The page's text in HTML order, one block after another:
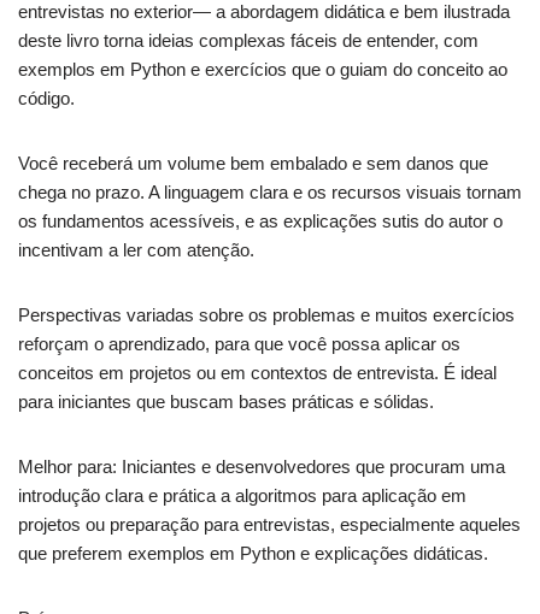
entrevistas no exterior— a abordagem didática e bem ilustrada
deste livro torna ideias complexas fáceis de entender, com
exemplos em Python e exercícios que o guiam do conceito ao
código.
Você receberá um volume bem embalado e sem danos que
chega no prazo. A linguagem clara e os recursos visuais tornam
os fundamentos acessíveis, e as explicações sutis do autor o
incentivam a ler com atenção.
Perspectivas variadas sobre os problemas e muitos exercícios
reforçam o aprendizado, para que você possa aplicar os
conceitos em projetos ou em contextos de entrevista. É ideal
para iniciantes que buscam bases práticas e sólidas.
Melhor para: Iniciantes e desenvolvedores que procuram uma
introdução clara e prática a algoritmos para aplicação em
projetos ou preparação para entrevistas, especialmente aqueles
que preferem exemplos em Python e explicações didáticas.